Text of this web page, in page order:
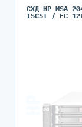
СХД HP MSA
ISCSI / FC